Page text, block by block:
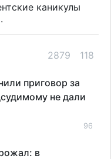
каникулы
2879 118
приговор за
не дали
96
в